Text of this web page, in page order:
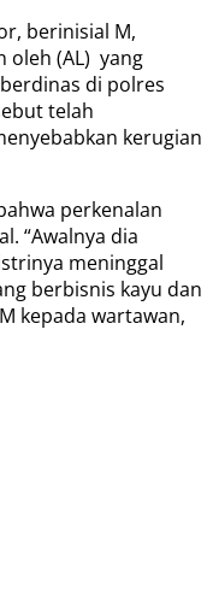
berinisial M,
oleh (AL) yang
di polres
telah
kerugian
perkenalan
“Awalnya dia
meninggal
berbisnis kayu dan
kepada wartawan,